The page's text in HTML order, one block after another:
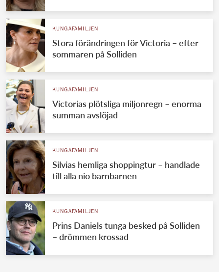
KUNGAFAMILJEN
Stora förändringen för Victoria – efter
sommaren på Solliden
KUNGAFAMILJEN
Victorias plötsliga miljonregn – enorma
summan avslöjad
KUNGAFAMILJEN
Silvias hemliga shoppingtur – handlade
till alla nio barnbarnen
KUNGAFAMILJEN
Prins Daniels tunga besked på Solliden
– drömmen krossad